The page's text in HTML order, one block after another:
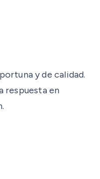
y de calidad.
respuesta en